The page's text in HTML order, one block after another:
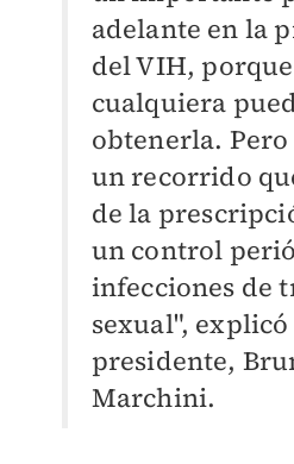
adelante en la
del VIH,
cualquiera
obtenerla.
un recorrido
de la
un control
infecciones de
sexual", explicó
presidente,
Marchini.